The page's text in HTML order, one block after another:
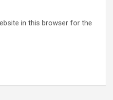
in this browser for the